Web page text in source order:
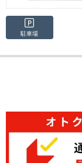
駐車場